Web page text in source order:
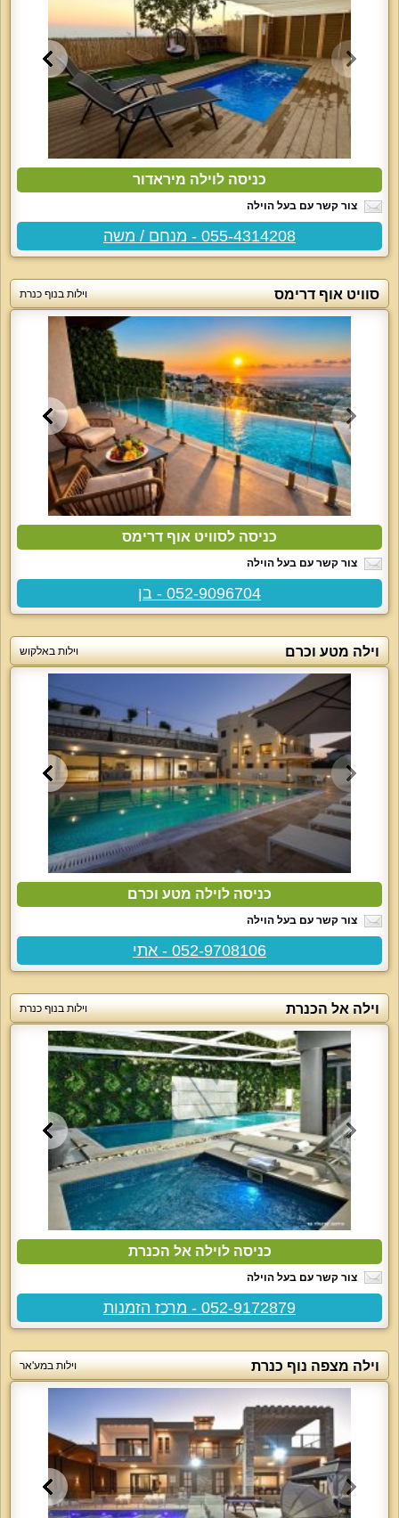
כניסה לוילה מיראדור
צור קשר עם בעל הוילה
055-4314208 - מנחם / משה
סוויט אוף דרימס וילות בנוף כנרת
כניסה לסוויט אוף דרימס
צור קשר עם בעל הוילה
052-9096704 - בן
וילה מטע וכרם וילות באלקוש
כניסה לוילה מטע וכרם
צור קשר עם בעל הוילה
052-9708106 - אתי
וילה אל הכנרת וילות בנוף כנרת
כניסה לוילה אל הכנרת
צור קשר עם בעל הוילה
052-9172879 - מרכז הזמנות
וילה מצפה נוף כנרת וילות במע'אר